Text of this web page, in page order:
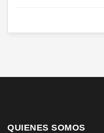
QUIENES SOMOS